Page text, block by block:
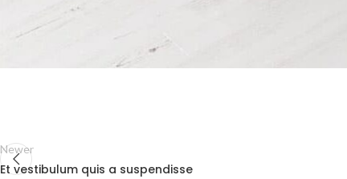
Newer
Et vestibulum quis a suspendisse